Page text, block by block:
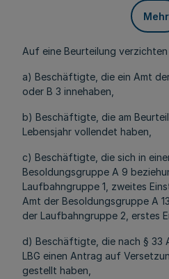
Mehr
Auf eine Beurteilung verzichten
a) Beschäftigte, die ein Amt
oder B 3 innehaben,
b) Beschäftigte, die am
Lebensjahr vollendet haben,
c) Beschäftigte, die sich in
Besoldungsgruppe A 9
Laufbahngruppe 1, zweites
Amt der Besoldungsgruppe A
der Laufbahngruppe 2, erstes
d) Beschäftigte, die nach § 33
LBG einen Antrag auf
gestellt haben,